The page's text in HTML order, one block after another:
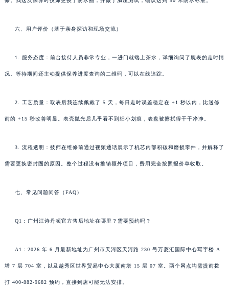
六、用户评价（基于亲身探访和现场交流）
1. 服务态度：前台接待人员非常专业，一进门就端上茶水，详细询问了腕表的走时情
况。等待期间还主动提供保养进度查询的二维码，可以在线追踪。
2. 工艺质量：取表后我连续佩戴了 5 天，每日走时误差稳定在 +1 秒以内，比送修
前的 +15 秒改善明显。表壳抛光后几乎看不到细小划痕，表盘被擦拭得干干净净。
3. 流程透明：技师在维修前通过视频通话展示了机芯内部积碳和磨损零件，并解释了
需要更换密封圈的原因。整个过程没有推销额外项目，费用完全按照报价单收取。
七、常见问题问答（FAQ）
Q1：广州江诗丹顿官方售后地址在哪里？需要预约吗？
A1：2026 年 6 月最新地址为广州市天河区天河路 230 号万菱汇国际中心写字楼 A
塔 7 层 704 室，以及越秀区世界贸易中心大厦南塔 15 层 07 室。两个网点均需提前拨
打 400-882-9682 预约，直接到店可能无法安排。